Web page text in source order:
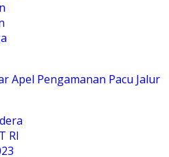
Apel Pengamanan Pacu Jalur